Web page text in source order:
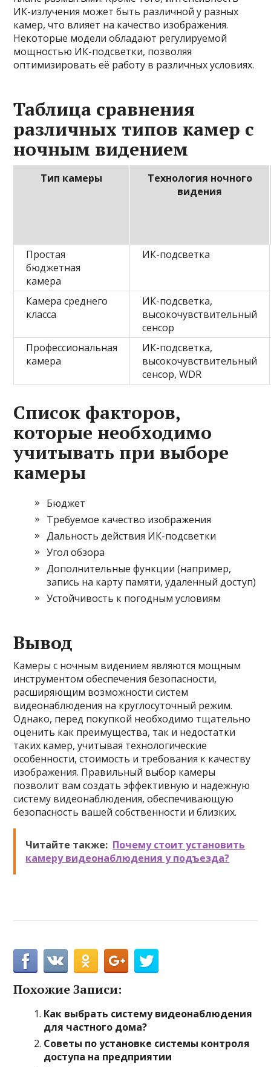
ИК-излучения может быть различной у разных
камер, что влияет на качество изображения.
Некоторые модели обладают регулируемой
мощностью ИК-подсветки, позволяя
оптимизировать её работу в различных условиях.
Таблица сравнения
различных типов камер с
ночным видением
Тип камеры
Технология ночного
видения
Простая
бюджетная
камера
ИК-подсветка
Камера среднего
класса
ИК-подсветка,
высокочувствительный
сенсор
Профессиональная
камера
ИК-подсветка,
высокочувствительный
сенсор, WDR
Список факторов,
которые необходимо
учитывать при выборе
камеры
Бюджет
Требуемое качество изображения
Дальность действия ИК-подсветки
Угол обзора
Дополнительные функции (например,
запись на карту памяти, удаленный доступ)
Устойчивость к погодным условиям
Вывод
Камеры с ночным видением являются мощным
инструментом обеспечения безопасности,
расширяющим возможности систем
видеонаблюдения на круглосуточный режим.
Однако, перед покупкой необходимо тщательно
оценить как преимущества, так и недостатки
таких камер, учитывая технологические
особенности, стоимость и требования к качеству
изображения. Правильный выбор камеры
позволит вам создать эффективную и надежную
систему видеонаблюдения, обеспечивающую
безопасность вашей собственности и близких.
Читайте также: Почему стоит установить
камеру видеонаблюдения у подъезда?
Похожие Записи:
Как выбрать систему видеонаблюдения
для частного дома?
Советы по установке системы контроля
доступа на предприятии